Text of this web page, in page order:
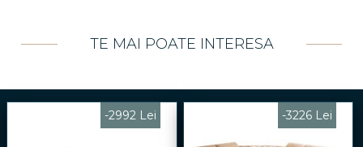
TE MAI POATE INTERESA
-2992 Lei -3226 Lei